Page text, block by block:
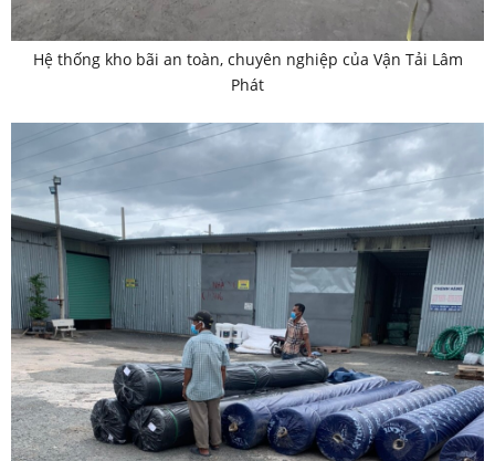
Hệ thống kho bãi an toàn, chuyên nghiệp của Vận Tải Lâm
Phát